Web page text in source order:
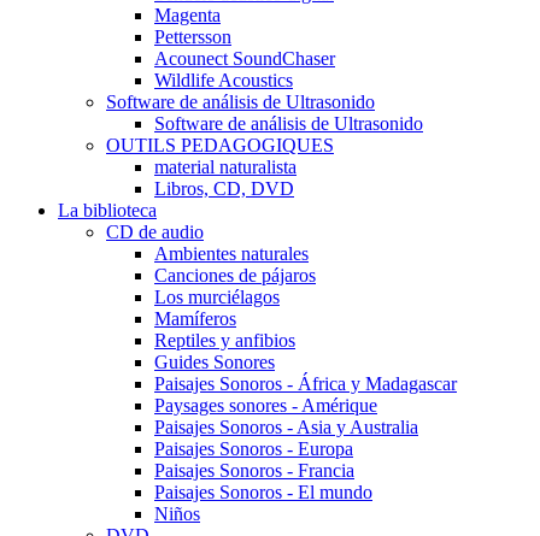
Magenta
Pettersson
Acounect SoundChaser
Wildlife Acoustics
Software de análisis de Ultrasonido
Software de análisis de Ultrasonido
OUTILS PEDAGOGIQUES
material naturalista
Libros, CD, DVD
La biblioteca
CD de audio
Ambientes naturales
Canciones de pájaros
Los murciélagos
Mamíferos
Reptiles y anfibios
Guides Sonores
Paisajes Sonoros - África y Madagascar
Paysages sonores - Amérique
Paisajes Sonoros - Asia y Australia
Paisajes Sonoros - Europa
Paisajes Sonoros - Francia
Paisajes Sonoros - El mundo
Niños